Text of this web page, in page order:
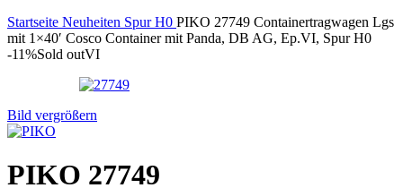
Startseite Neuheiten Spur H0 PIKO 27749 Containertragwagen Lgs
mit 1×40′ Cosco Container mit Panda, DB AG, Ep.VI, Spur H0
-11%Sold outVI
Bild vergrößern
PIKO 27749